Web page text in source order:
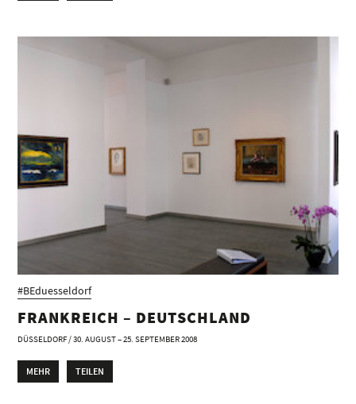
#BEduesseldorf
FRANKREICH – DEUTSCHLAND
DÜSSELDORF / 30. AUGUST – 25. SEPTEMBER 2008
MEHR TEILEN